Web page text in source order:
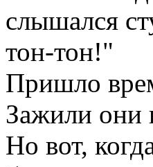
слышался
тон-тон!"
Пришло
Зажили они
Но вот,